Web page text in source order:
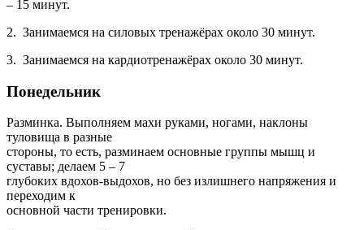
– 15 минут.
2. Занимаемся на силовых тренажёрах около 30 минут.
3. Занимаемся на кардиотренажёрах около 30 минут.
Понедельник
Разминка. Выполняем махи руками, ногами, наклоны
туловища в разные
стороны, то есть, разминаем основные группы мышц и
суставы; делаем 5 – 7
глубоких вдохов-выдохов, но без излишнего напряжения и
переходим к
основной части тренировки.